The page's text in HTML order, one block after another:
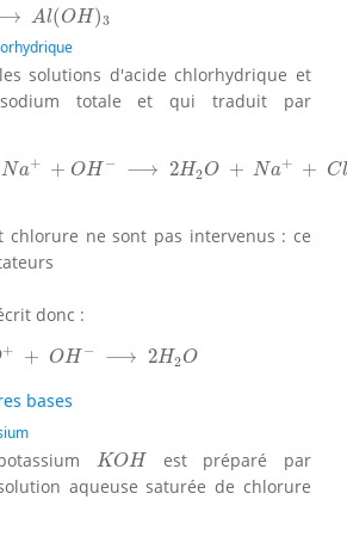
Al(OH)3
solutions d'acide chlorhydrique et
sodium totale et qui traduit par
Na+ + OH − ⟶ 2H2O + Na+ + Cl
+ Na OH− H2O+ N + +C −
chlorure ne sont pas intervenus : ce
donc :
+ + OH − ⟶ 2H2O
O OH− 2 H2O
bases
KOH
KOH
est préparé par
aqueuse saturée de chlorure